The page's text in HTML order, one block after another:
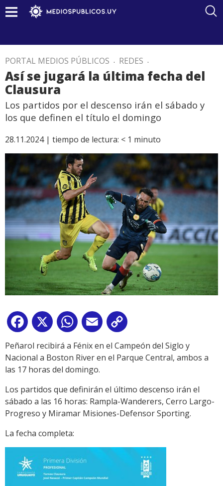
PORTAL MEDIOS PÚBLICOS . REDES .
Así se jugará la última fecha del
Clausura
Los partidos por el descenso irán el sábado y
los que definen el título el domingo
28.11.2024 | tiempo de lectura: < 1 minuto
Facebook
X WhatsApp
Email
Link
Peñarol recibirá a Fénix en el Campeón del Siglo y
Nacional a Boston River en el Parque Central, ambos a
las 17 horas del domingo.
Los partidos que definirán el último descenso irán el
sábado a las 16 horas: Rampla-Wanderers, Cerro Largo-
Progreso y Miramar Misiones-Defensor Sporting.
La fecha completa: